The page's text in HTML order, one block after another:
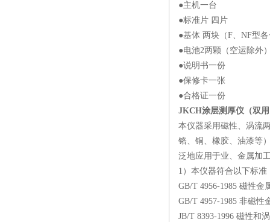
●主机一台
●标准片 四片
●基体 两块（F、NF型
●电池2两颗（空运除外
●说明书一份
●保修卡一张
●合格证一份
JKCH涂层测厚仪（双
本仪器采用磁性、涡流
铬、铜、橡胶、油漆等
泛地应用于业、金属加
1）本仪器符合以下标准
GB/T 4956-1985 磁性
GB/T 4957-1985 非磁
JB/T 8393-1996 磁性和